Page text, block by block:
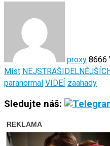
proxy 8666
Míst
paranormal VIDEÍ zaahady
Sledujte náš: